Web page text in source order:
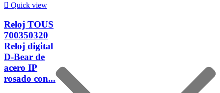
 Quick view
Reloj TOUS
700350320
Reloj digital
D-Bear de
acero IP
rosado con...